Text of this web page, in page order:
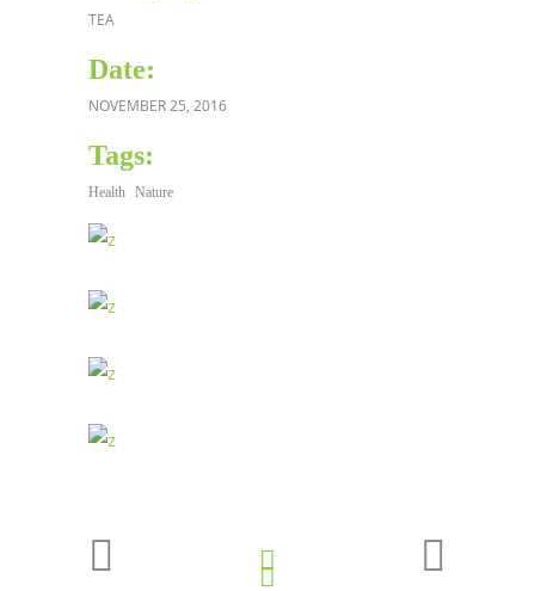
TEA
Date:
NOVEMBER 25, 2016
Tags:
Health Nature